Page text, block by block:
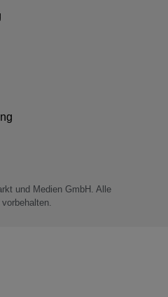
und Medien GmbH. Alle
vorbehalten.